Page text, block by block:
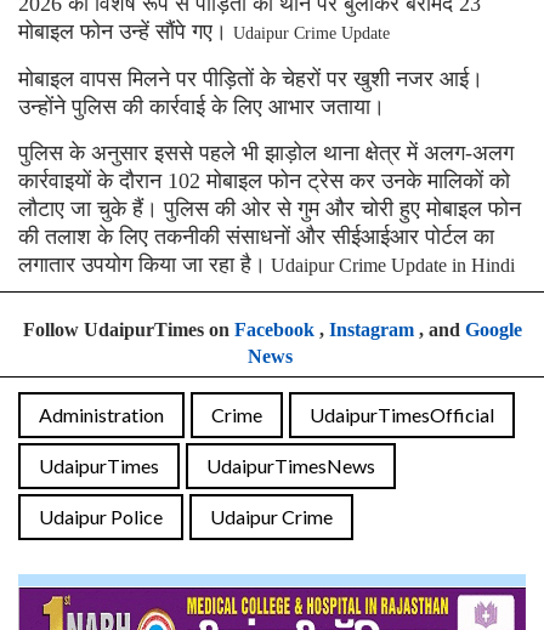
मोबाइल फोन उन्हें सौंपे गए। Udaipur Crime Update
मोबाइल वापस मिलने पर पीड़ितों के चेहरों पर खुशी नजर आई।
उन्होंने पुलिस की कार्रवाई के लिए आभार जताया।
पुलिस के अनुसार इससे पहले भी झाड़ोल थाना क्षेत्र में अलग-अलग
कार्रवाइयों के दौरान 102 मोबाइल फोन ट्रेस कर उनके मालिकों को
लौटाए जा चुके हैं। पुलिस की ओर से गुम और चोरी हुए मोबाइल फोन
की तलाश के लिए तकनीकी संसाधनों और सीईआईआर पोर्टल का
लगातार उपयोग किया जा रहा है। Udaipur Crime Update in Hindi
Follow UdaipurTimes on Facebook, Instagram, and Google
News
Administration Crime UdaipurTimesOfficial
UdaipurTimes UdaipurTimesNews
Udaipur Police Udaipur Crime